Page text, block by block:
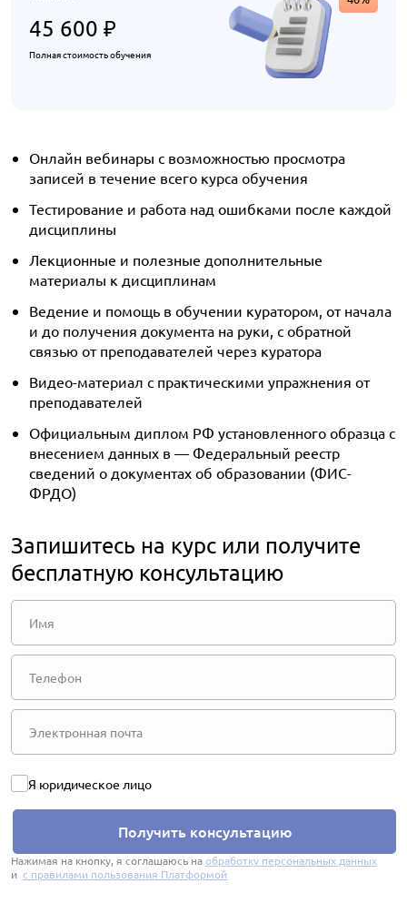
45 600 ₽
Полная стоимость обучения
Онлайн вебинары с возможностью просмотра
записей в течение всего курса обучения
Тестирование и работа над ошибками после каждой
дисциплины
Лекционные и полезные дополнительные
материалы к дисциплинам
Ведение и помощь в обучении куратором, от начала
и до получения документа на руки, с обратной
связью от преподавателей через куратора
Видео-материал с практическими упражнения от
преподавателей
Официальным диплом РФ установленного образца с
внесением данных в — Федеральный реестр
сведений о документах об образовании (ФИС-
ФРДО)
Запишитесь на курс или получите
бесплатную консультацию
Я юридическое лицо
Получить консультацию
Нажимая на кнопку, я соглашаюсь наобработку персональных данных
и с правилами пользования Платформой